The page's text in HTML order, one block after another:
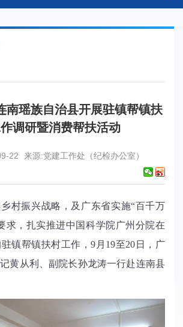
南瑶族自治县开展驻镇帮镇扶
调研暨消费帮扶活动
22 来源:党建工作处（纪检办公室）
村振兴战略，及广东省实施“百千万
求，扎实推进中国科学院广州分院在
镇帮镇扶村工作，9月19至20日，广
黄从利、副院长孙龙涛一行赴连南县